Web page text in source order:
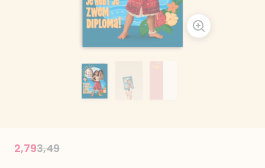
Price reduced from
3,49to
2,79